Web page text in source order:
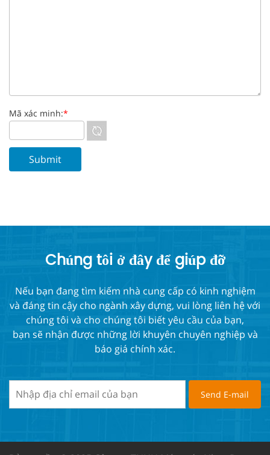
Mã xác minh:*
Chúng tôi ở đây để giúp đỡ
Nếu bạn đang tìm kiếm nhà cung cấp có kinh nghiệm
và đáng tin cậy cho ngành xây dựng, vui lòng liên hệ với
chúng tôi và cho chúng tôi biết yêu cầu của bạn,
bạn sẽ nhận được những lời khuyên chuyên nghiệp và
báo giá chính xác.